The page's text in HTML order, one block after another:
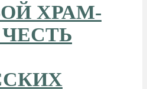
ХРАМ-